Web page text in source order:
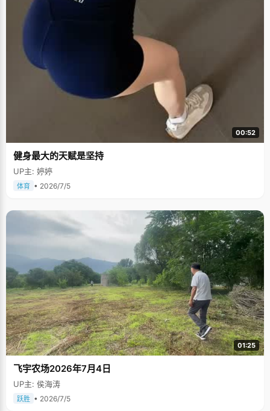
00:52
健身最大的天赋是坚持
UP主: 婷婷
体育 • 2026/7/5
01:25
飞宇农场2026年7月4日
UP主: 侯海涛
跃胜 • 2026/7/5